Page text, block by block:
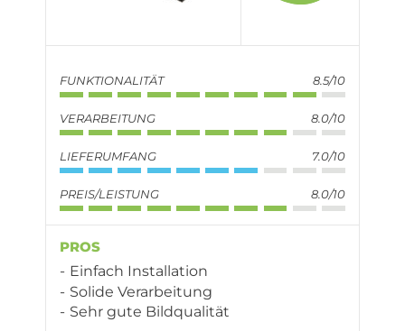
FUNKTIONALITÄT 8.5/10
VERARBEITUNG 8.0/10
LIEFERUMFANG 7.0/10
PREIS/LEISTUNG 8.0/10
PROS
Einfach Installation
Solide Verarbeitung
Sehr gute Bildqualität